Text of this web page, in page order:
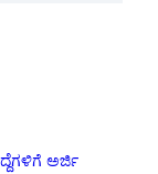
ಅರ್ಜಿ